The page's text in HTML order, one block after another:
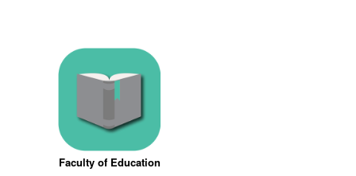
Faculty of Education